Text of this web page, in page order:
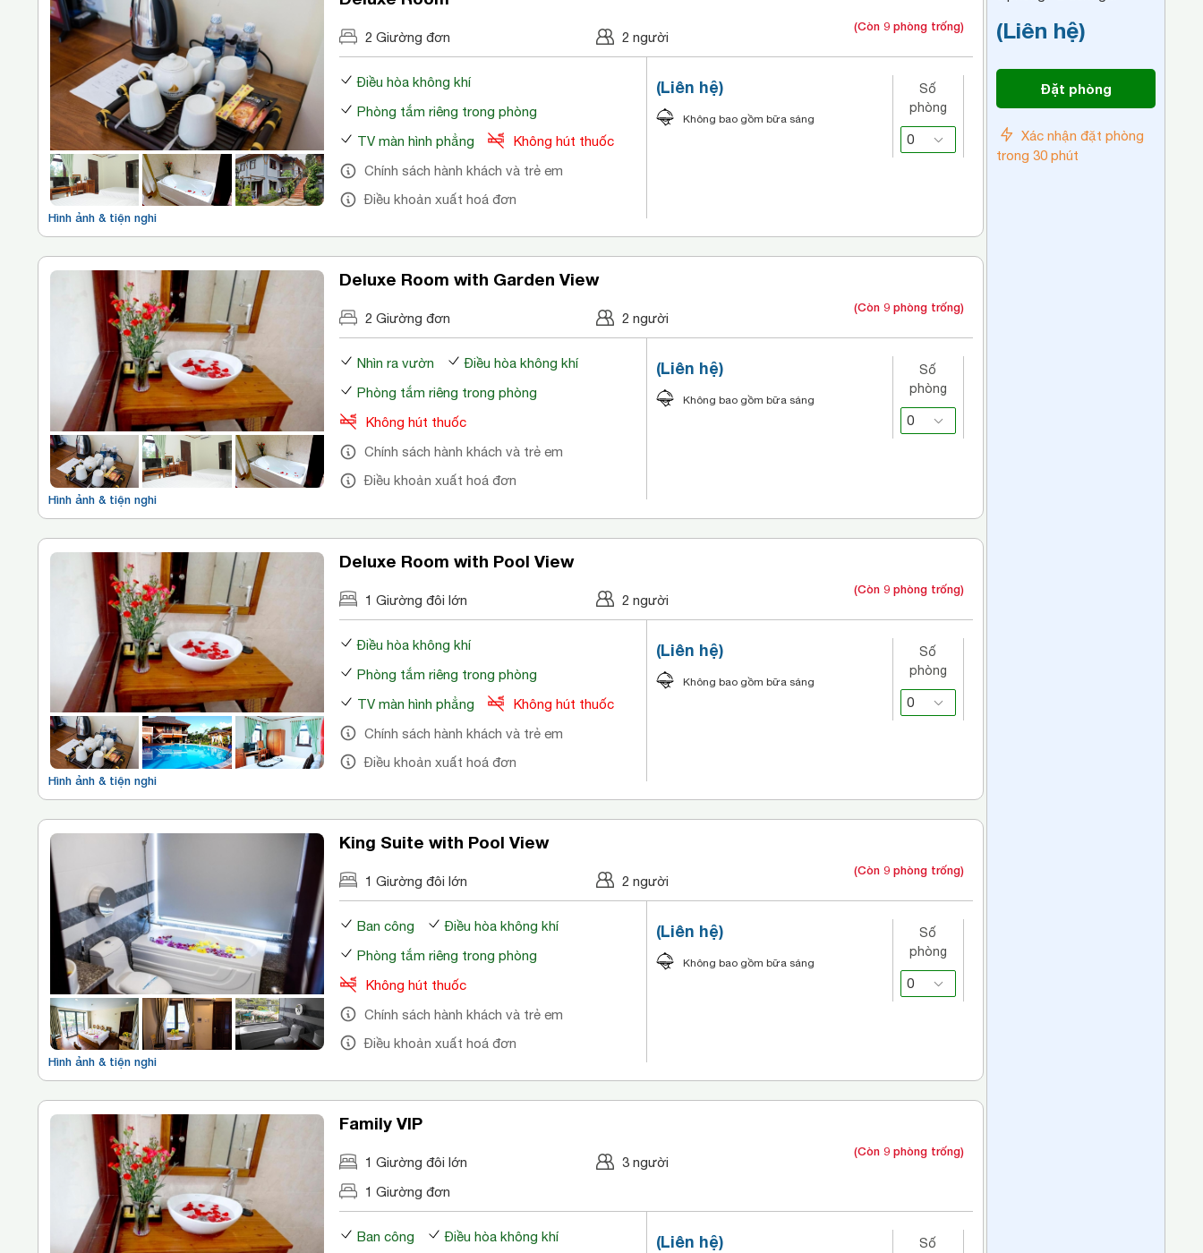
Hình ảnh & tiện nghi
2 Giường đơn 2 người
(Còn 9 phòng trống)
Điều hòa không khí
Phòng tắm riêng trong phòng
TV màn hình phẳng
Không hút thuốc
Chính sách hành khách và trẻ em
Điều khoản xuất hoá đơn
(Liên hệ)
Không bao gồm bữa sáng
Số
phòng
Hình ảnh & tiện nghi
Deluxe Room with Garden View
2 Giường đơn 2 người
(Còn 9 phòng trống)
Nhìn ra vườn
Điều hòa không khí
Phòng tắm riêng trong phòng
Không hút thuốc
Chính sách hành khách và trẻ em
Điều khoản xuất hoá đơn
(Liên hệ)
Không bao gồm bữa sáng
Số
phòng
Hình ảnh & tiện nghi
Deluxe Room with Pool View
1 Giường đôi lớn 2 người
(Còn 9 phòng trống)
Điều hòa không khí
Phòng tắm riêng trong phòng
TV màn hình phẳng
Không hút thuốc
Chính sách hành khách và trẻ em
Điều khoản xuất hoá đơn
(Liên hệ)
Không bao gồm bữa sáng
Số
phòng
Hình ảnh & tiện nghi
King Suite with Pool View
1 Giường đôi lớn 2 người
(Còn 9 phòng trống)
Ban công
Điều hòa không khí
Phòng tắm riêng trong phòng
Không hút thuốc
Chính sách hành khách và trẻ em
Điều khoản xuất hoá đơn
(Liên hệ)
Không bao gồm bữa sáng
Số
phòng
Family VIP
1 Giường đôi lớn
1 Giường đơn
3 người
(Còn 9 phòng trống)
Ban công
Điều hòa không khí
(Liên hệ)
Số
(Liên hệ)
Đặt phòng
Xác nhận đặt phòng
trong 30 phút